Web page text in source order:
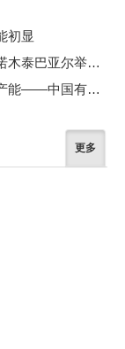
初显
中铝集团董事长段向东与蒙古国副总理诺木泰巴亚尔举行会谈
锻造无愧时代无愧使命的世界一流新质产能——中国有色金属工业的战略应对与破局之道（二）
更多